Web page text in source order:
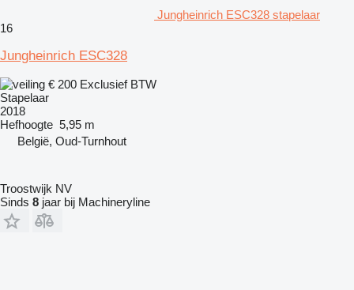
Jungheinrich ESC328 stapelaar
16
Jungheinrich ESC328
€ 200 Exclusief BTW
Stapelaar
2018
Hefhoogte 5,95 m
België, Oud-Turnhout
Troostwijk NV
Sinds 8 jaar bij Machineryline